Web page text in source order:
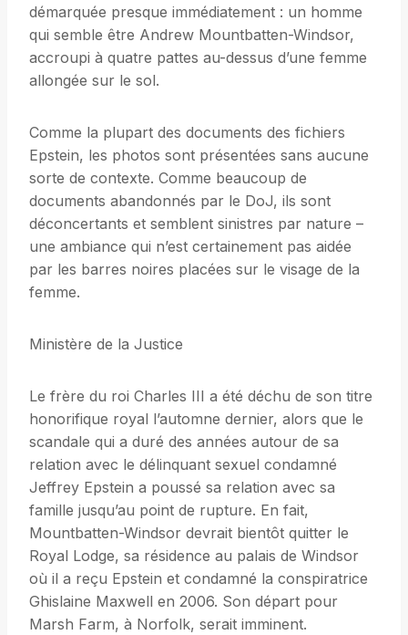
démarquée presque immédiatement : un homme
qui semble être Andrew Mountbatten-Windsor,
accroupi à quatre pattes au-dessus d’une femme
allongée sur le sol.
Comme la plupart des documents des fichiers
Epstein, les photos sont présentées sans aucune
sorte de contexte. Comme beaucoup de
documents abandonnés par le DoJ, ils sont
déconcertants et semblent sinistres par nature –
une ambiance qui n’est certainement pas aidée
par les barres noires placées sur le visage de la
femme.
Ministère de la Justice
Le frère du roi Charles III a été déchu de son titre
honorifique royal l’automne dernier, alors que le
scandale qui a duré des années autour de sa
relation avec le délinquant sexuel condamné
Jeffrey Epstein a poussé sa relation avec sa
famille jusqu’au point de rupture. En fait,
Mountbatten-Windsor devrait bientôt quitter le
Royal Lodge, sa résidence au palais de Windsor
où il a reçu Epstein et condamné la conspiratrice
Ghislaine Maxwell en 2006. Son départ pour
Marsh Farm, à Norfolk, serait imminent.